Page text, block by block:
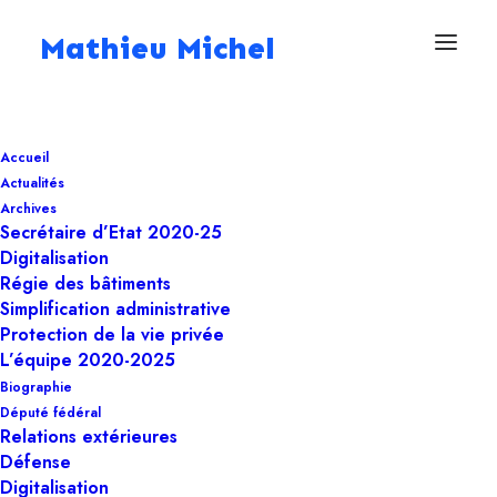
Mathieu Michel
Accueil
Actualités
Archives
Secrétaire d’Etat 2020-25
Digitalisation
Régie des bâtiments
Simplification administrative
Protection de la vie privée
L’équipe 2020-2025
Biographie
Député fédéral
Relations extérieures
Défense
Digitalisation
d’espaces de bureaux
dans le bâtiment
Eurostation à
Bruxelles